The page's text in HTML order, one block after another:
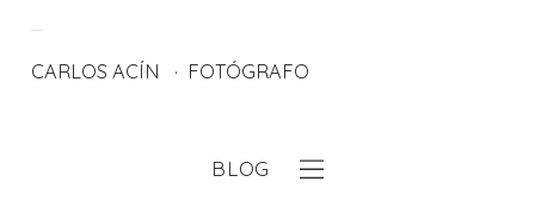
CARLOS ACÍN FOTÓGRAFO
BLOG